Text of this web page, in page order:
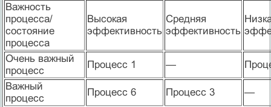
Важность
процесса/
состояние
процесса
Высокая
эффективность
Средняя
эффективность
Очень важный
процесс
Процесс 1 —
Важный
процесс
Процесс 6 Процесс 3
—